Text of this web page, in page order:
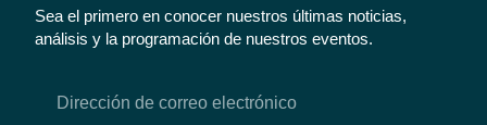
Sea el primero en conocer nuestros últimas noticias,
análisis y la programación de nuestros eventos.